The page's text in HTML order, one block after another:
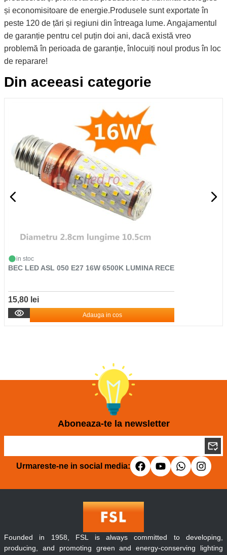
și economisitoare de energie.Produsele sunt exportate în
peste 120 de țări și regiuni din întreaga lume. Angajamentul
de garanție pentru cel puțin doi ani, dacă există vreo
problemă în perioada de garanție, înlocuiți noul produs în loc
de reparare!
Din aceeasi categorie
in stoc
BEC LED ASL 050 E27 16W 6500K LUMINA RECE
15,80 lei
Adauga in cos
Aboneaza-te la newsletter
Urmareste-ne in social media:
Founded in 1958, FSL is always committed to developing,
producing, and promoting green and energy-conserving lighting